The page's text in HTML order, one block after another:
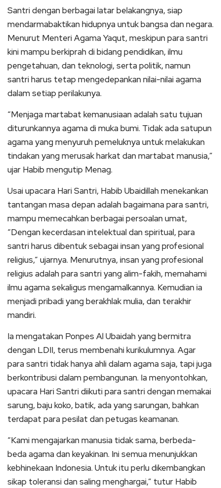
Santri dengan berbagai latar belakangnya, siap
mendarmabaktikan hidupnya untuk bangsa dan negara.
Menurut Menteri Agama Yaqut, meskipun para santri
kini mampu berkiprah di bidang pendidikan, ilmu
pengetahuan, dan teknologi, serta politik, namun
santri harus tetap mengedepankan nilai-nilai agama
dalam setiap perilakunya.
“Menjaga martabat kemanusiaan adalah satu tujuan
diturunkannya agama di muka bumi. Tidak ada satupun
agama yang menyuruh pemeluknya untuk melakukan
tindakan yang merusak harkat dan martabat manusia,”
ujar Habib mengutip Menag.
Usai upacara Hari Santri, Habib Ubaidillah menekankan
tantangan masa depan adalah bagaimana para santri,
mampu memecahkan berbagai persoalan umat,
“Dengan kecerdasan intelektual dan spiritual, para
santri harus dibentuk sebagai insan yang profesional
religius,” ujarnya. Menurutnya, insan yang profesional
religius adalah para santri yang alim-fakih, memahami
ilmu agama sekaligus mengamalkannya. Kemudian ia
menjadi pribadi yang berakhlak mulia, dan terakhir
mandiri.
Ia mengatakan Ponpes Al Ubaidah yang bermitra
dengan LDII, terus membenahi kurikulumnya. Agar
para santri tidak hanya ahli dalam agama saja, tapi juga
berkontribusi dalam pembangunan. Ia menyontohkan,
upacara Hari Santri diikuti para santri dengan memakai
sarung, baju koko, batik, ada yang sarungan, bahkan
terdapat para pesilat dan petugas keamanan.
“Kami mengajarkan manusia tidak sama, berbeda-
beda agama dan keyakinan. Ini semua menunjukkan
kebhinekaan Indonesia. Untuk itu perlu dikembangkan
sikap toleransi dan saling menghargai,” tutur Habib